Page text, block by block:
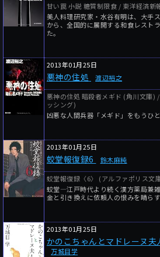
甘い罠 ――小説 糖質制限食 / 東洋経済新
美人料理研究家・水谷有明は、大手
から、全国的に展開する和食レスト
た。
2013年01月25日
悪神の住処 渡辺裕之
悪神の住処 暗殺者メギド (角川文庫)
ッシング)
凶悪な人間兵器「メギド」をもうひ
2013年01月25日
蛟堂報復録6 鈴木麻純
蛟堂報復録〈6〉 (アルファポリス文
蛟堂―江戸時代より続く漢方薬局兼
金と引き換えに依頼人の恨みを晴らす
2013年01月25日
かのこちゃんとマドレーヌ夫
万城目学